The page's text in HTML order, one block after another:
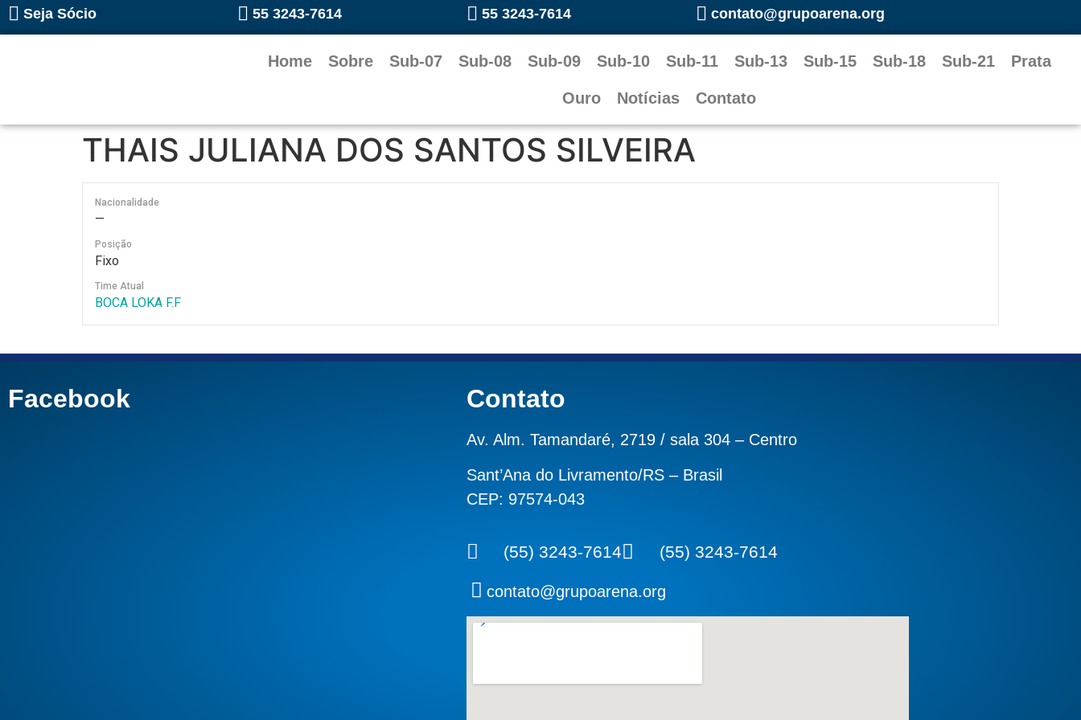
Seja Sócio 55 3243-7614 55 3243-7614 contato@grupoarena.org
Home Sobre Sub-07 Sub-08 Sub-09 Sub-10 Sub-11 Sub-13 Sub-15 Sub-18 Sub-21 Prata
Ouro Notícias Contato
THAIS JULIANA DOS SANTOS SILVEIRA
Nacionalidade
—
Posição
Fixo
Time Atual
BOCA LOKA F.F
Facebook Contato
Av. Alm. Tamandaré, 2719 / sala 304 – Centro
Sant’Ana do Livramento/RS – Brasil
CEP: 97574-043
(55) 3243-7614 (55) 3243-7614
contato@grupoarena.org